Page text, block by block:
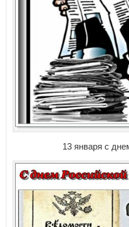
13 января с